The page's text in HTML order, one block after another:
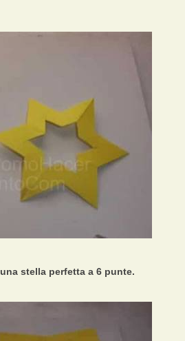
una stella perfetta a 6 punte.